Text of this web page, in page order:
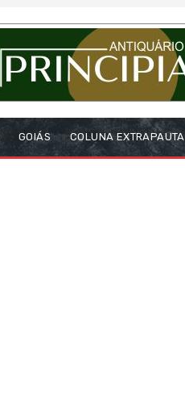
GOIÁS COLUNA EXTRAPAUTA